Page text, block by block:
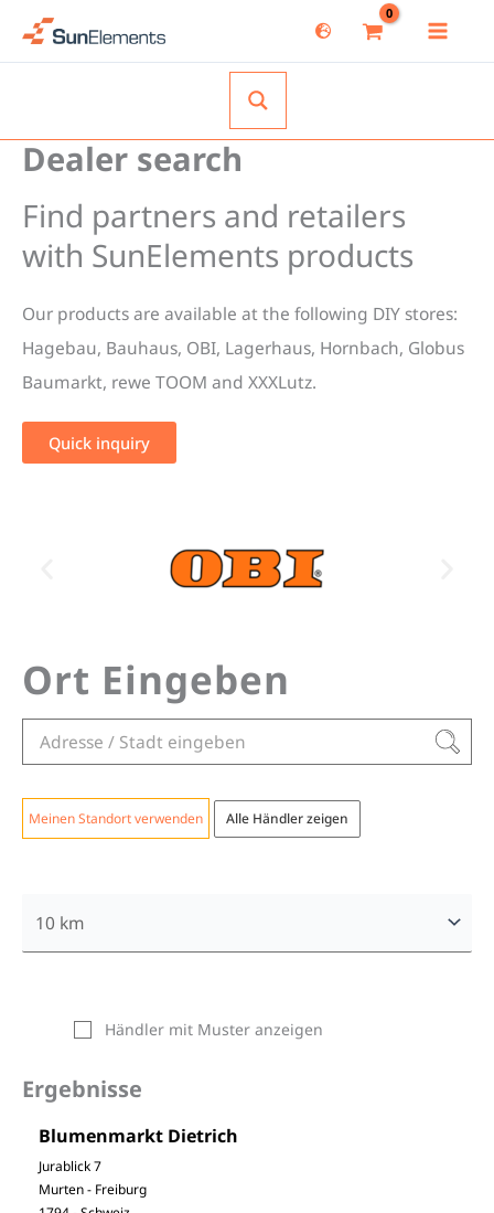
Dealer search
Find partners and retailers
with SunElements products
Our products are available at the following DIY stores:
Hagebau, Bauhaus, OBI, Lagerhaus, Hornbach, Globus
Baumarkt, rewe TOOM and XXXLutz.
Quick inquiry
Ort Eingeben
Meinen Standort verwenden Alle Händler zeigen
Händler mit Muster anzeigen
Ergebnisse
Blumenmarkt Dietrich
Jurablick 7
Murten - Freiburg